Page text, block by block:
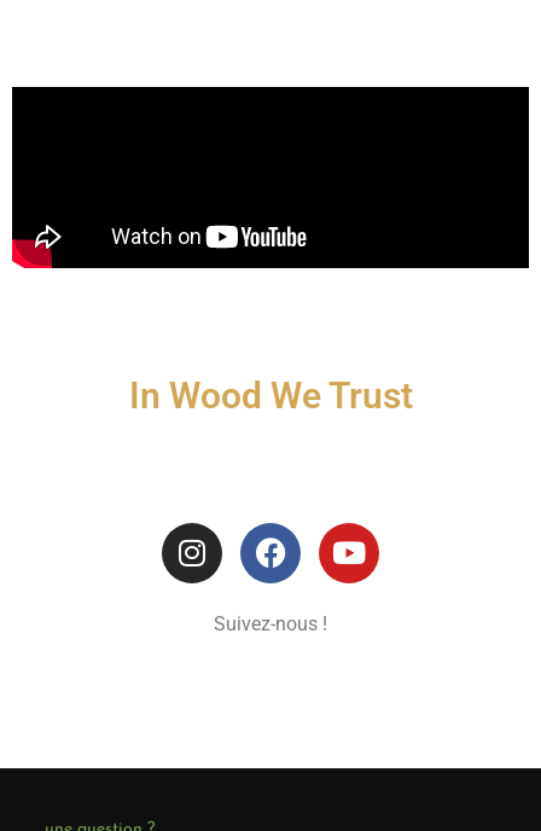
In Wood We Trust
Suivez-nous !